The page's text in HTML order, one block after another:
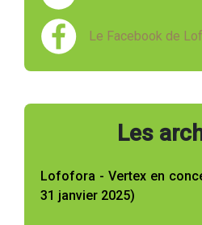
Le Facebook de
Les
Lofofora - Vertex en
31 janvier 2025)